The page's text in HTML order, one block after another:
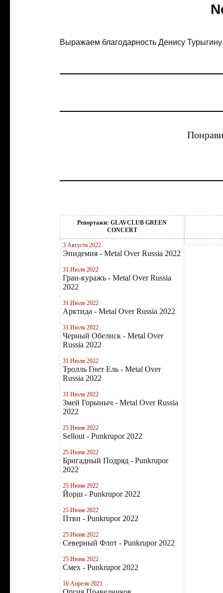
Выражаем благодарность Денису
Репортажи: GLAVCLUB GREEN
CONCERT
3 Августа 2022
Эпидемия - Metal Over Russia 2022
31 Июля 2022
Гран-куражъ - Metal Over Russia
2022
31 Июля 2022
Арктида - Metal Over Russia 2022
31 Июля 2022
Черный Обелиск - Metal Over
Russia 2022
31 Июля 2022
Тролль Гнет Ель - Metal Over
Russia 2022
31 Июля 2022
Змей Горыныч - Metal Over Russia
2022
25 Июня 2022
Sellout - Punkrupor 2022
25 Июня 2022
Бригадный Подряд - Punkrupor
2022
25 Июня 2022
Йорш - Punkrupor 2022
25 Июня 2022
Птвп - Punkrupor 2022
25 Июня 2022
Северный Флот - Punkrupor 2022
25 Июня 2022
Смех - Punkrupor 2022
16 Апреля 2021